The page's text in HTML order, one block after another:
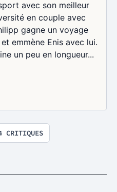
avec son meilleur
en couple avec
gagne un voyage
emmène Enis avec lui.
un peu en longueur...
CRITIQUES